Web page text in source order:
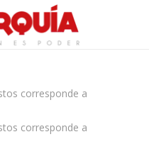
corresponde a
corresponde a